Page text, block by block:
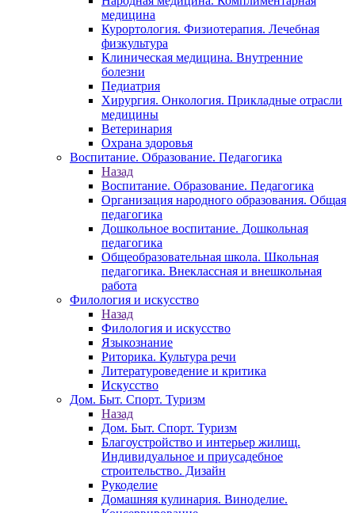
медицина
Курортология. Физиотерапия. Лечебная
физкультура
Клиническая медицина. Внутренние
болезни
Педиатрия
Хирургия. Онкология. Прикладные отрасли
медицины
Ветеринария
Охрана здоровья
Воспитание. Образование. Педагогика
Назад
Воспитание. Образование. Педагогика
Организация народного образования. Общая
педагогика
Дошкольное воспитание. Дошкольная
педагогика
Общеобразовательная школа. Школьная
педагогика. Внеклассная и внешкольная
работа
Филология и искусство
Назад
Филология и искусство
Языкознание
Риторика. Культура речи
Литературоведение и критика
Искусство
Дом. Быт. Спорт. Туризм
Назад
Дом. Быт. Спорт. Туризм
Благоустройство и интерьер жилищ.
Индивидуальное и приусадебное
строительство. Дизайн
Рукоделие
Домашняя кулинария. Виноделие.